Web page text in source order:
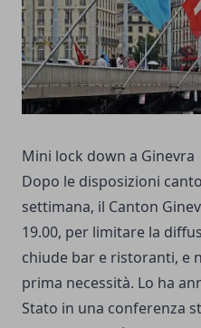
Mini lock down a Ginevra
Dopo le disposizioni
settimana, il Canton
19.00, per limitare la
chiude bar e ristoranti, e
prima necessità. Lo ha
Stato in una conferenza